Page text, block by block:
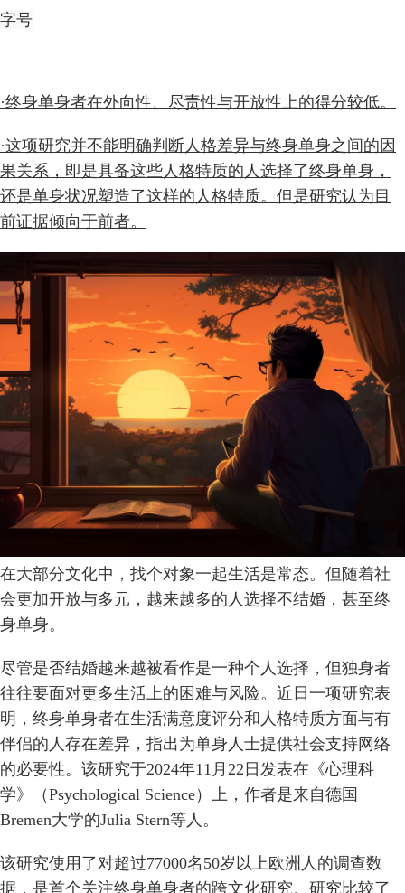
字号
·终身单身者在外向性、尽责性与开放性上的得分较低。
·这项研究并不能明确判断人格差异与终身单身之间的因
果关系，即是具备这些人格特质的人选择了终身单身，
还是单身状况塑造了这样的人格特质。但是研究认为目
前证据倾向于前者。
在大部分文化中，找个对象一起生活是常态。但随着社
会更加开放与多元，越来越多的人选择不结婚，甚至终
身单身。
尽管是否结婚越来越被看作是一种个人选择，但独身者
往往要面对更多生活上的困难与风险。近日一项研究表
明，终身单身者在生活满意度评分和人格特质方面与有
伴侣的人存在差异，指出为单身人士提供社会支持网络
的必要性。该研究于2024年11月22日发表在《心理科
学》（Psychological Science）上，作者是来自德国
Bremen大学的Julia Stern等人。
该研究使用了对超过77000名50岁以上欧洲人的调查数
据，是首个关注终身单身者的跨文化研究。研究比较了